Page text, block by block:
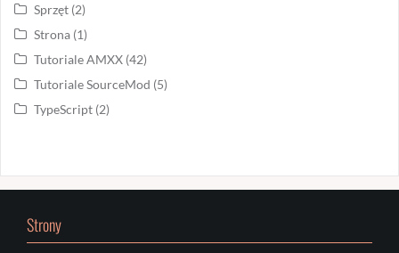
Sprzęt (2)
Strona (1)
Tutoriale AMXX (42)
Tutoriale SourceMod (5)
TypeScript (2)
Strony